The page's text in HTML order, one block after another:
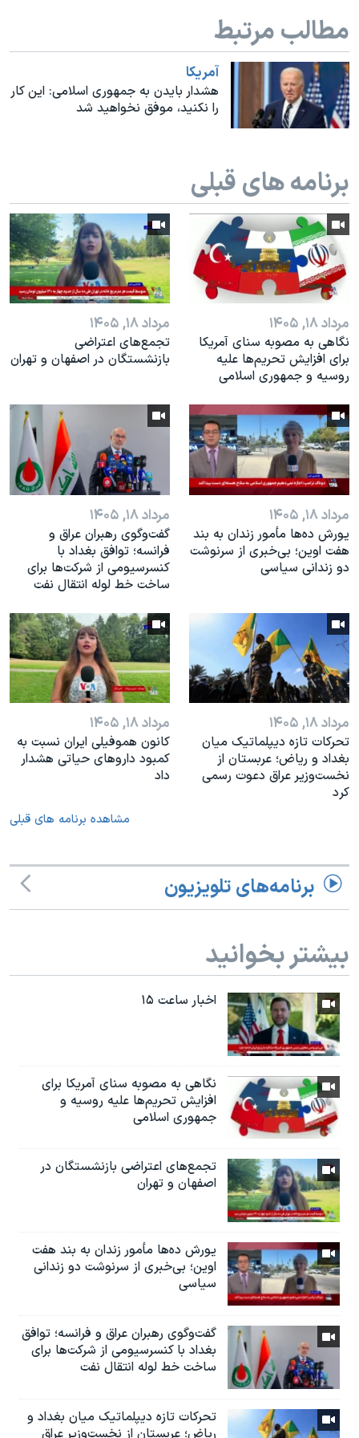
نرگس محمدی برنده جایزه نوبل صلح
همایش محافظه‌کاران آمریکا «سی‌پک»
صفحه‌های ویژه
سفر پرزیدنت ترامپ به چین
مطالب مرتبط
آمريکا
هشدار بایدن به جمهوری اسلامی: این کار
را نکنید، موفق نخواهید شد
برنامه های قبلی
مرداد ۱۸, ۱۴۰۵
نگاهی به مصوبه سنای آمریکا
برای افزایش تحریم‌ها علیه
روسیه و جمهوری اسلامی
مرداد ۱۸, ۱۴۰۵
تجمع‌های اعتراضی
بازنشستگان در اصفهان و تهران
مرداد ۱۸, ۱۴۰۵
یورش ده‌ها مأمور زندان به بند
هفت اوین؛ بی‌خبری از سرنوشت
دو زندانی سیاسی
مرداد ۱۸, ۱۴۰۵
گفت‌وگوی رهبران عراق و
فرانسه؛ توافق بغداد با
کنسرسیومی از شرکت‌ها برای
ساخت خط لوله انتقال نفت
مرداد ۱۸, ۱۴۰۵
تحرکات تازه دیپلماتیک میان
بغداد و ریاض؛ عربستان از
نخست‌وزیر عراق دعوت رسمی
کرد
مرداد ۱۸, ۱۴۰۵
کانون هموفیلی ایران نسبت به
کمبود داروهای حیاتی هشدار
داد
مشاهده برنامه های قبلی
برنامه‌های تلویزیون
بیشتر بخوانید
اخبار ساعت ۱۵
نگاهی به مصوبه سنای آمریکا برای
افزایش تحریم‌ها علیه روسیه و
جمهوری اسلامی
تجمع‌های اعتراضی بازنشستگان در
اصفهان و تهران
یورش ده‌ها مأمور زندان به بند هفت
اوین؛ بی‌خبری از سرنوشت دو زندانی
سیاسی
گفت‌وگوی رهبران عراق و فرانسه؛ توافق
بغداد با کنسرسیومی از شرکت‌ها برای
ساخت خط لوله انتقال نفت
تحرکات تازه دیپلماتیک میان بغداد و
ریاض؛ عربستان از نخست‌وزیر عراق